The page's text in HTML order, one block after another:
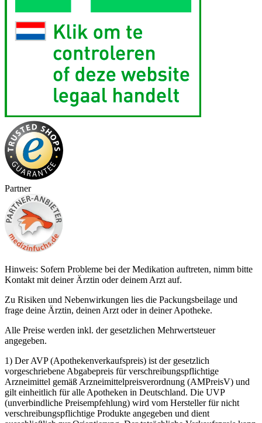
Partner
Hinweis: Sofern Probleme bei der Medikation auftreten, nimm bitte
Kontakt mit deiner Ärztin oder deinem Arzt auf.
Zu Risiken und Nebenwirkungen lies die Packungsbeilage und
frage deine Ärztin, deinen Arzt oder in deiner Apotheke.
Alle Preise werden inkl. der gesetzlichen Mehrwertsteuer
angegeben.
1) Der AVP (Apothekenverkaufspreis) ist der gesetzlich
vorgeschriebene Abgabepreis für verschreibungspflichtige
Arzneimittel gemäß Arzneimittelpreisverordnung (AMPreisV) und
gilt einheitlich für alle Apotheken in Deutschland. Die UVP
(unverbindliche Preisempfehlung) wird vom Hersteller für nicht
verschreibungspflichtige Produkte angegeben und dient